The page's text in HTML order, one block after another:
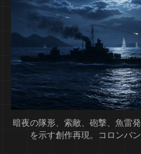
暗夜の隊形、索敵、砲撃、魚雷
を示す創作再現。コロンバ